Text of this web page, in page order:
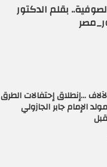
بقلم الدكتور
…إنطلاق إحتفالات الطرق
الإمام جابر الجازولي